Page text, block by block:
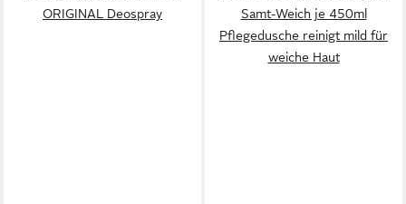
ORIGINAL Deospray
Samt-Weich je 450ml
Pflegedusche reinigt mild für
weiche Haut